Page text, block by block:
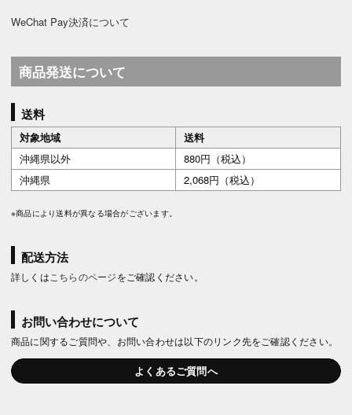
WeChat Pay決済について
商品発送について
送料
対象地域
送料
沖縄県以外
880円（税込）
沖縄県
2,068円（税込）
※商品により送料が異なる場合がございます。
配送方法
詳しくは こちらのページをご確認ください。
お問い合わせについて
商品に関するご質問や、お問い合わせは以下のリンク先をご確認ください。
よくあるご質問へ